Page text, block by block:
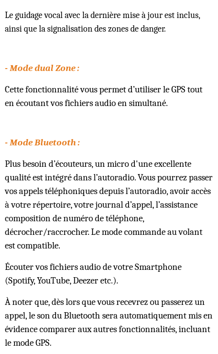
Le guidage vocal avec la dernière mise à jour est inclus,
ainsi que la signalisation des zones de danger.
- Mode dual Zone :
Cette fonctionnalité vous permet d’utiliser le GPS tout
en écoutant vos fichiers audio en simultané.
- Mode Bluetooth :
Plus besoin d’écouteurs, un micro d'une excellente
qualité est intégré dans l’autoradio. Vous pourrez passer
vos appels téléphoniques depuis l’autoradio, avoir accès
à votre répertoire, votre journal d’appel, l’assistance
composition de numéro de téléphone,
décrocher/raccrocher. Le mode commande au volant
est compatible.
Écouter vos fichiers audio de votre Smartphone
(Spotify, YouTube, Deezer etc.).
À noter que, dès lors que vous recevrez ou passerez un
appel, le son du Bluetooth sera automatiquement mis en
évidence comparer aux autres fonctionnalités, incluant
le mode GPS.